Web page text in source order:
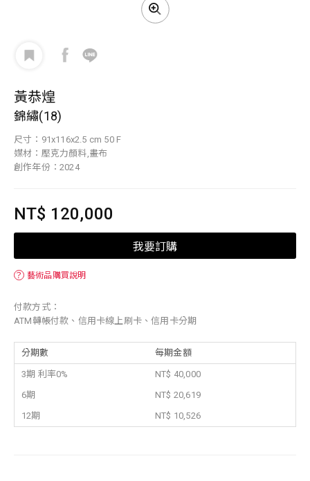
黃恭煌
錦繡(18)
尺寸：91x116x2.5 cm 50 F
媒材：壓克力顏料,畫布
創作年份：2024
NT$ 120,000
我要訂購
？ 藝術品購買說明
付款方式：
ATM轉帳付款、信用卡線上刷卡、信用卡分期
分期數 每期金額
3期 利率0%
NT$ 40,000
6期
NT$ 20,619
12期
NT$ 10,526